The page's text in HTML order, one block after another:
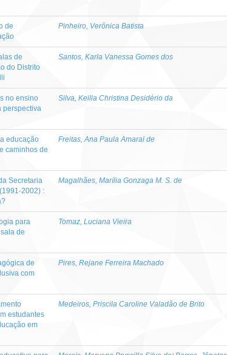
de
Pinheiro, Verônica Batista
de
do Distrito
Santos, Karla Vanessa Gomes dos
no ensino
perspectiva
Silva, Keilla Christina Desidério da
educação
caminhos de
Freitas, Ana Paula Amaral de
Secretaria
2002) :
Magalhães, Marília Gonzaga M. S. de
para
de
Tomaz, Luciana Vieira
de
com
Pires, Rejane Ferreira Machado
estudantes
em
Medeiros, Priscila Caroline Valadão de Brito